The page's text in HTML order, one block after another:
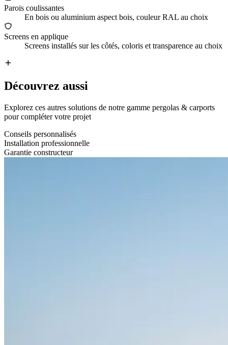
Parois coulissantes
En bois ou aluminium aspect bois, couleur RAL au choix
Screens en applique
Screens installés sur les côtés, coloris et transparence au choix
Découvrez aussi
Explorez ces autres solutions de notre gamme pergolas & carports
pour compléter votre projet
Conseils personnalisés
Installation professionnelle
Garantie constructeur